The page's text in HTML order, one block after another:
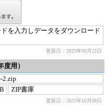
を入力しデータをダウンロード
更新日：2025年09月22日
用）
2.zip
ZIP書庫
更新日：2025年10月08日